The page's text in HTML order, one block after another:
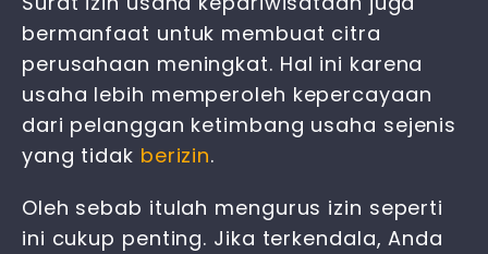
bermanfaat untuk membuat citra
perusahaan meningkat. Hal ini karena
usaha lebih memperoleh kepercayaan
dari pelanggan ketimbang usaha sejenis
yang tidak berizin.
Oleh sebab itulah mengurus izin seperti
ini cukup penting. Jika terkendala, Anda